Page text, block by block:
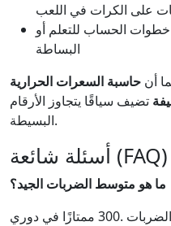
الحساب للتعلم أو
البساطة
أن حاسبة السعرات الحرارية
تضيف سياقًا يتجاوز الأرقام
البسيطة.
أسئلة شائعة (FAQ)
ما هو متوسط الضربات الجيد؟
بشكل عام، يعتبر متوسط الضربات .300 ممتازًا في دوري